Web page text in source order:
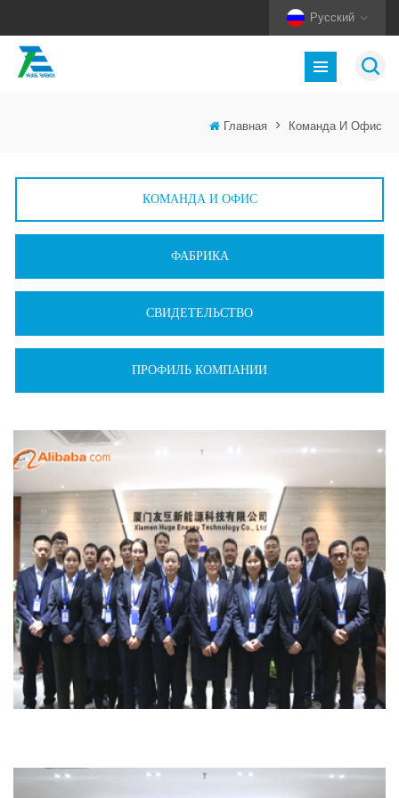
Русский
Главная > Команда И Офис
КОМАНДА И ОФИС
ФАБРИКА
СВИДЕТЕЛЬСТВО
ПРОФИЛЬ КОМПАНИИ